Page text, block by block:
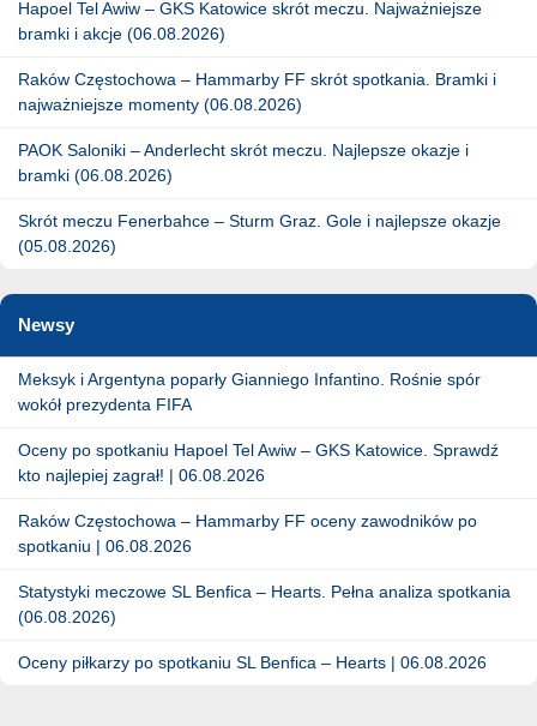
Hapoel Tel Awiw – GKS Katowice skrót meczu. Najważniejsze
bramki i akcje (06.08.2026)
Raków Częstochowa – Hammarby FF skrót spotkania. Bramki i
najważniejsze momenty (06.08.2026)
PAOK Saloniki – Anderlecht skrót meczu. Najlepsze okazje i
bramki (06.08.2026)
Skrót meczu Fenerbahce – Sturm Graz. Gole i najlepsze okazje
(05.08.2026)
Newsy
Meksyk i Argentyna poparły Gianniego Infantino. Rośnie spór
wokół prezydenta FIFA
Oceny po spotkaniu Hapoel Tel Awiw – GKS Katowice. Sprawdź
kto najlepiej zagrał! | 06.08.2026
Raków Częstochowa – Hammarby FF oceny zawodników po
spotkaniu | 06.08.2026
Statystyki meczowe SL Benfica – Hearts. Pełna analiza spotkania
(06.08.2026)
Oceny piłkarzy po spotkaniu SL Benfica – Hearts | 06.08.2026